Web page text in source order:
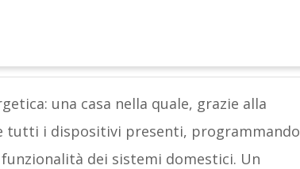
una casa nella quale, grazie alla
tutti i dispositivi presenti, programmando
dei sistemi domestici. Un